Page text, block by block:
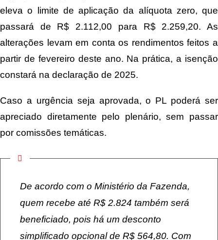
eleva o limite de aplicação da alíquota zero, que
passará de R$ 2.112,00 para R$ 2.259,20. As
alterações levam em conta os rendimentos feitos a
partir de fevereiro deste ano. Na prática, a isenção
constará na declaração de 2025.
Caso a urgência seja aprovada, o PL poderá ser
apreciado diretamente pelo plenário, sem passar
por comissões temáticas.
De acordo com o Ministério da Fazenda,
quem recebe até R$ 2.824 também será
beneficiado, pois há um desconto
simplificado opcional de R$ 564,80. Com